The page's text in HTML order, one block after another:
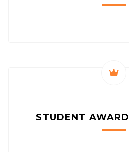
STUDENT AWARD